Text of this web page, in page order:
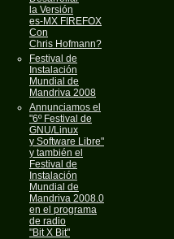
la Versión
es-MX FIREFOX
Con
Chris Hofmann?
Festival de
Instalación
Mundial de
Mandriva 2008
Annunciamos el
"6º Festival de
GNU/Linux
y Software Libre"
y también el
Festival de
Instalación
Mundial de
Mandriva 2008.0
en el programa
de radio
"Bit X Bit"